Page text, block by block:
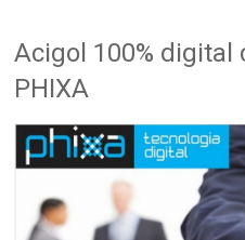
Acigol 100% digital
PHIXA